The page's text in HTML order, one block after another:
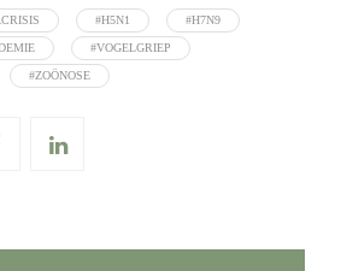
#H5N1 #H7N9
#VOGELGRIEP
#ZOÖNOSE